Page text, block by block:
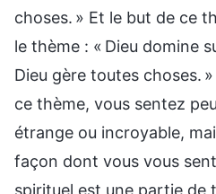
choses. » Et le but de ce
le thème : « Dieu domine
Dieu gère toutes choses.
ce thème, vous sentez
étrange ou incroyable,
façon dont vous vous
spirituel est une partie de